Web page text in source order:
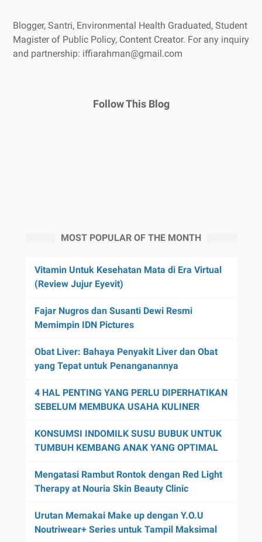
Blogger, Santri, Environmental Health Graduated, Student
Magister of Public Policy, Content Creator. For any inquiry
and partnership: iffiarahman@gmail.com
Follow This Blog
MOST POPULAR OF THE MONTH
Vitamin Untuk Kesehatan Mata di Era Virtual
(Review Jujur Eyevit)
Fajar Nugros dan Susanti Dewi Resmi
Memimpin IDN Pictures
Obat Liver: Bahaya Penyakit Liver dan Obat
yang Tepat untuk Penanganannya
4 HAL PENTING YANG PERLU DIPERHATIKAN
SEBELUM MEMBUKA USAHA KULINER
KONSUMSI INDOMILK SUSU BUBUK UNTUK
TUMBUH KEMBANG ANAK YANG OPTIMAL
Mengatasi Rambut Rontok dengan Red Light
Therapy at Nouria Skin Beauty Clinic
Urutan Memakai Make up dengan Y.O.U
Noutriwear+ Series untuk Tampil Maksimal